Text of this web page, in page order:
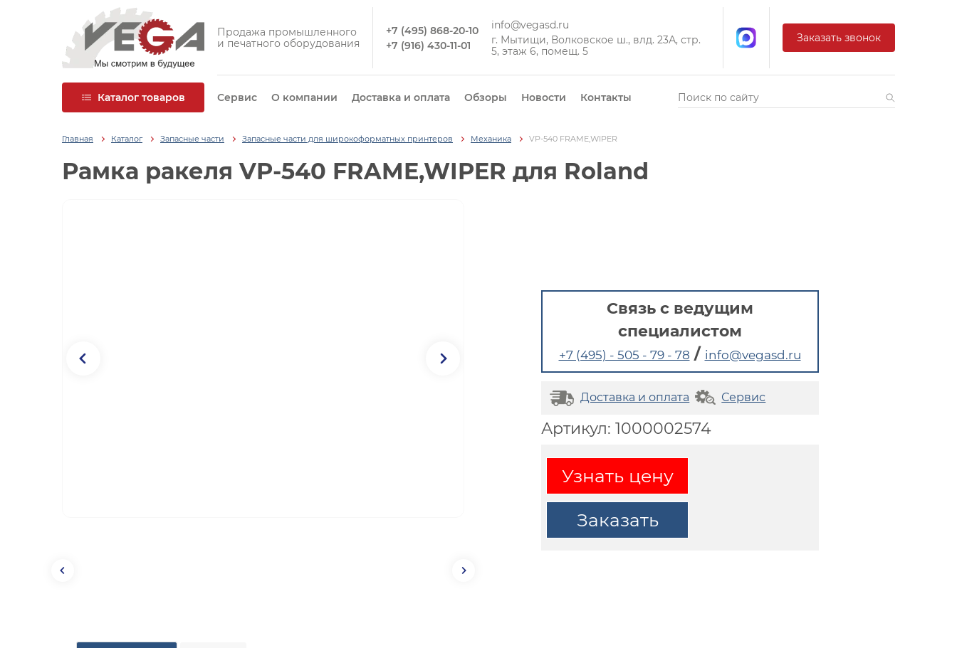
Продажа промышленного
и печатного оборудования
+7 (495) 868-20-10
+7 (916) 430-11-01
info@vegasd.ru
г. Мытищи, Волковское ш., влд. 23А, стр.
5, этаж 6, помещ. 5
Заказать звонок
Каталог товаров Сервис О компании Доставка и оплата Обзоры Новости Контакты
Главная Каталог Запасные части Запасные части для широкоформатных принтеров Механика VP-540 FRAME,WIPER
Рамка ракеля VP-540 FRAME,WIPER для Roland
Связь с ведущим
специалистом
+7 (495) - 505 - 79 - 78 / info@vegasd.ru
Доставка и оплата Сервис
Артикул: 1000002574
Узнать цену
Заказать